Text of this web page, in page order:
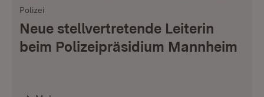
Polizei
Neue stellvertretende Leiterin
beim Polizeipräsidium Mannheim